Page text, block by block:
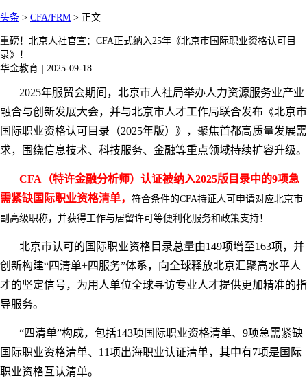
头条 > CFA/FRM > 正文
重磅！北京人社官宣：CFA正式纳入25年《北京市国际职业资格认可目
录》！
华金教育
2025-09-18
2025年服贸会期间，北京市人社局举办人力资源服务业产业
融合与创新发展大会，并与北京市人才工作局联合发布《北京市
国际职业资格认可目录（2025年版）》，聚焦首都高质量发展需
求，围绕信息技术、科技服务、金融等重点领域持续扩容升级。
CFA（特许金融分析师）认证被纳入2025版目录中的9项急
需紧缺国际职业资格清单， 符合条件的CFA持证人可申请对应北京市
副高级职称，并获得工作与居留许可等便利化服务和政策支持！
北京市认可的国际职业资格目录总量由149项增至163项，并
创新构建“四清单+四服务”体系，向全球释放北京汇聚高水平人
才的坚定信号，为用人单位全球寻访专业人才提供更加精准的指
导服务。
“四清单”构成，包括143项国际职业资格清单、9项急需紧缺
国际职业资格清单、11项出海职业认证清单，其中有7项是国际
职业资格互认清单。